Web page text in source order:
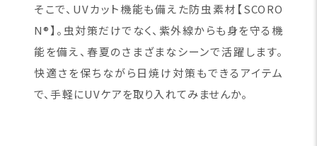
そこで、UVカット機能も備えた防虫素材【SCORO
N®】。虫対策だけでなく、紫外線からも身を守る機
能を備え、春夏のさまざまなシーンで活躍します。
快適さを保ちながら日焼け対策もできるアイテム
で、手軽にUVケアを取り入れてみませんか。